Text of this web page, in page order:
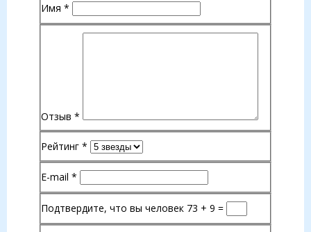
Имя *
Отзыв *
Рейтинг *
E-mail *
Подтвердите, что вы человек 73 + 9 =